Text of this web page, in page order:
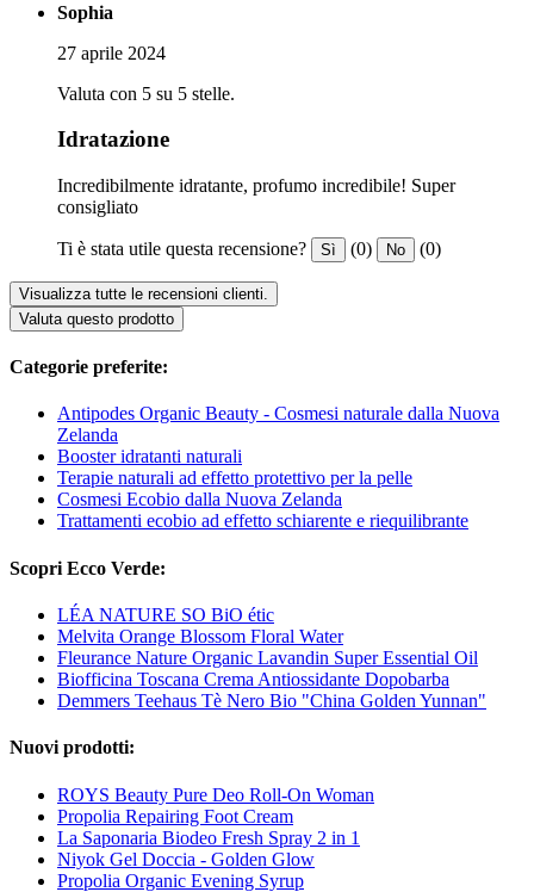
Sophia
27 aprile 2024
Valuta con 5 su 5 stelle.
Idratazione
Incredibilmente idratante, profumo incredibile! Super
consigliato
Ti è stata utile questa recensione? Sì (0) No (0)
Visualizza tutte le recensioni clienti.
Valuta questo prodotto
Categorie preferite:
Antipodes Organic Beauty - Cosmesi naturale dalla Nuova
Zelanda
Booster idratanti naturali
Terapie naturali ad effetto protettivo per la pelle
Cosmesi Ecobio dalla Nuova Zelanda
Trattamenti ecobio ad effetto schiarente e riequilibrante
Scopri Ecco Verde:
LÉA NATURE SO BiO étic
Melvita Orange Blossom Floral Water
Fleurance Nature Organic Lavandin Super Essential Oil
Biofficina Toscana Crema Antiossidante Dopobarba
Demmers Teehaus Tè Nero Bio "China Golden Yunnan"
Nuovi prodotti:
ROYS Beauty Pure Deo Roll-On Woman
Propolia Repairing Foot Cream
La Saponaria Biodeo Fresh Spray 2 in 1
Niyok Gel Doccia - Golden Glow
Propolia Organic Evening Syrup